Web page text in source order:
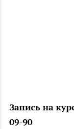
Запись на
09-90